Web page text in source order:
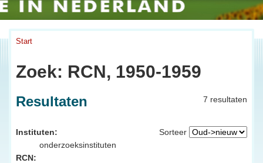
Start
Zoek: RCN, 1950-1959
7 resultaten
Resultaten
Sorteer
Instituten:
onderzoeksinstituten
RCN: